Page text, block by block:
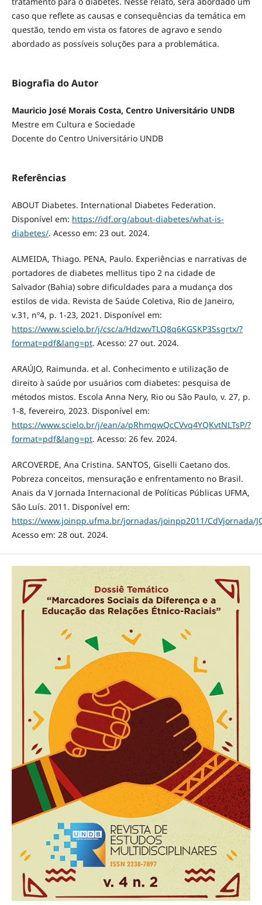
caso que reflete as causas e consequências da temática em
questão, tendo em vista os fatores de agravo e sendo
abordado as possíveis soluções para a problemática.
Biografia do Autor
Mauricio José Morais Costa, Centro Universitário UNDB
Mestre em Cultura e Sociedade
Docente do Centro Universitário UNDB
Referências
ABOUT Diabetes. International Diabetes Federation.
Disponível em: https://idf.org/about-diabetes/what-is-
diabetes/. Acesso em: 23 out. 2024.
ALMEIDA, Thiago. PENA, Paulo. Experiências e narrativas de
portadores de diabetes mellitus tipo 2 na cidade de
Salvador (Bahia) sobre dificuldades para a mudança dos
estilos de vida. Revista de Saúde Coletiva, Rio de Janeiro,
v.31, nº4, p. 1-23, 2021. Disponível em:
https://www.scielo.br/j/csc/a/HdzwvTLQ8q6KGSKP3Ssgrtx/?
format=pdf&lang=pt. Acesso: 27 out. 2024.
ARAÚJO, Raimunda. et al. Conhecimento e utilização de
direito à saúde por usuários com diabetes: pesquisa de
métodos mistos. Escola Anna Nery, Rio ou São Paulo, v. 27, p.
1-8, fevereiro, 2023. Disponível em:
https://www.scielo.br/j/ean/a/pRhmqwQcCVvq4YQKvtNLTsP/?
format=pdf&lang=pt. Acesso: 26 fev. 2024.
ARCOVERDE, Ana Cristina. SANTOS, Giselli Caetano dos.
Pobreza conceitos, mensuração e enfrentamento no Brasil.
Anais da V Jornada Internacional de Políticas Públicas UFMA,
São Luís. 2011. Disponível em:
https://www.joinpp.ufma.br/jornadas/joinpp2011/CdVjornada/
Acesso em: 28 out. 2024.